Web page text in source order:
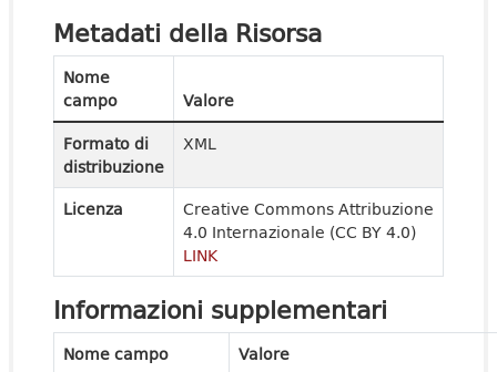
Metadati della Risorsa
Nome
campo
Valore
Formato di
distribuzione
XML
Licenza
Creative Commons Attribuzione
4.0 Internazionale (CC BY 4.0)
LINK
Informazioni supplementari
Nome campo
Valore